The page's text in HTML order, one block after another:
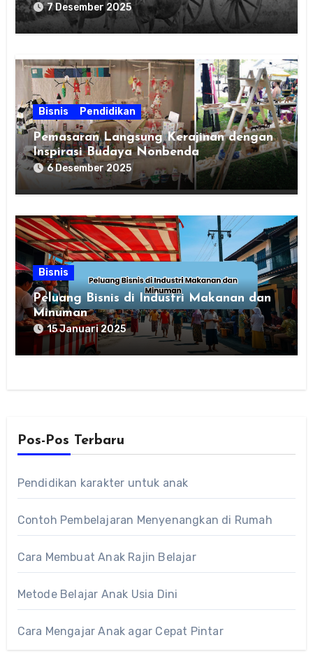
7 Desember 2025
Bisnis Pendidikan
Pemasaran Langsung Kerajinan dengan
Inspirasi Budaya Nonbenda
6 Desember 2025
Bisnis
Peluang Bisnis di Industri Makanan dan
Minuman
15 Januari 2025
Pos-Pos Terbaru
Pendidikan karakter untuk anak
Contoh Pembelajaran Menyenangkan di Rumah
Cara Membuat Anak Rajin Belajar
Metode Belajar Anak Usia Dini
Cara Mengajar Anak agar Cepat Pintar